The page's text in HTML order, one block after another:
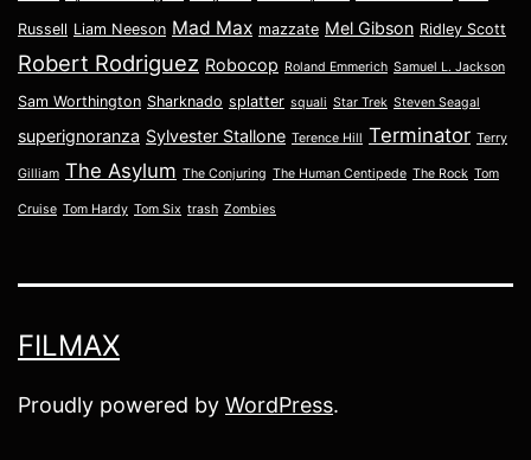
Russell Liam Neeson Mad Max mazzate Mel Gibson Ridley Scott
Robert Rodriguez Robocop Roland Emmerich Samuel L. Jackson
Sam Worthington Sharknado splatter squali Star Trek Steven Seagal
superignoranza Sylvester Stallone Terence Hill Terminator Terry
Gilliam The Asylum The Conjuring The Human Centipede The Rock Tom
Cruise Tom Hardy Tom Six trash Zombies
FILMAX
Proudly powered by WordPress.